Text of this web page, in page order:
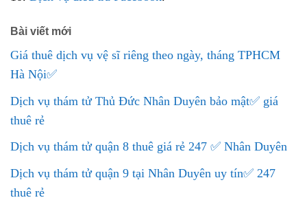
Bài viết mới
Giá thuê dịch vụ vệ sĩ riêng theo ngày, tháng TPHCM
Hà Nội✅
Dịch vụ thám tử Thủ Đức Nhân Duyên bảo mật✅ giá
thuê rẻ
Dịch vụ thám tử quận 8 thuê giá rẻ 247 ✅ Nhân Duyên
Dịch vụ thám tử quận 9 tại Nhân Duyên uy tín✅ 247
thuê rẻ